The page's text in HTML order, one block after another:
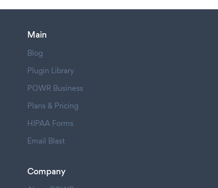
Main
Blog
Plugin Library
POWR Business
Plans & Pricing
HIPAA Forms
Email Blast
Company